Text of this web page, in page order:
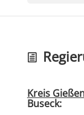
Kreis
Buseck: